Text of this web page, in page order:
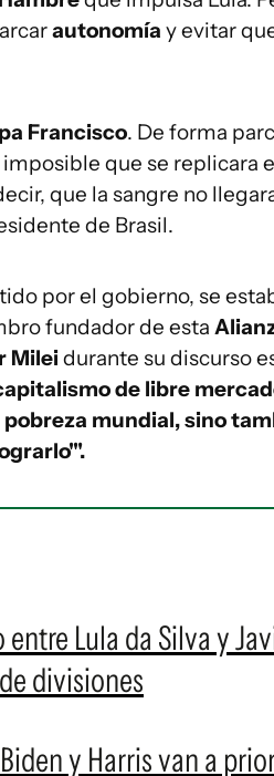
autonomía y evitar
Francisco. De forma
que se replicara
que la sangre no
de Brasil.
por el gobierno, se
fundador de esta
Milei durante su discurso
de libre
mundial, sino
Lula da Silva y
divisiones
y Harris van a